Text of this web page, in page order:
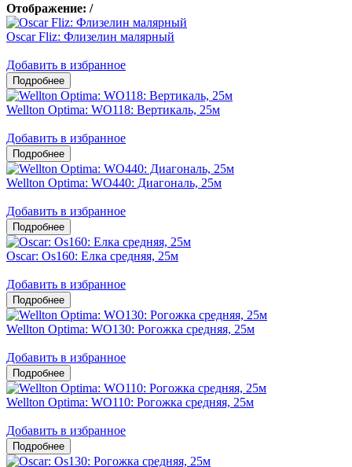
Отображение: /
Oscar Fliz: Флизелин малярный
Добавить в избранное
Wellton Optima: WO118: Вертикаль, 25м
Добавить в избранное
Wellton Optima: WO440: Диагональ, 25м
Добавить в избранное
Oscar: Os160: Елка средняя, 25м
Добавить в избранное
Wellton Optima: WO130: Рогожка средняя, 25м
Добавить в избранное
Wellton Optima: WO110: Рогожка средняя, 25м
Добавить в избранное